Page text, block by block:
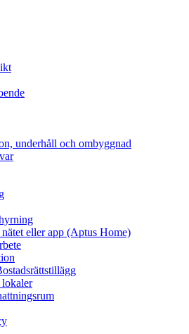
underhåll och ombyggnad
eller app (Aptus Home)
lokaler